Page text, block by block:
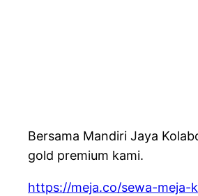
Bersama Mandiri Jaya
gold premium kami.
https://meja.co/sewa-meja-